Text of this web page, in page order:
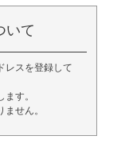
いて
レスを登録して
す。
せん。